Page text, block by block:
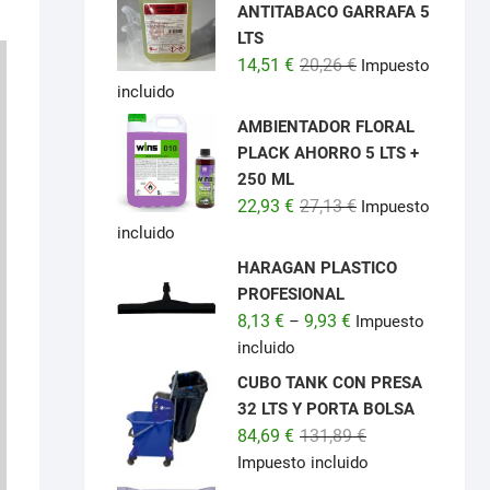
ANTITABACO GARRAFA 5
LTS
20,26€ El
original
era:
14,51 €
El
actual
es:
Impuesto
incluido
AMBIENTADOR FLORAL
PLACK AHORRO 5 LTS +
250 ML
27,13€ El
original
22,93 €
El
actual
Impuesto
incluido
HARAGAN PLASTICO
PROFESIONAL
8,13 € – 9,93 € Impuesto
incluido
CUBO TANK CON PRESA
32 LTS Y PORTA BOLSA
131,89€El
precio
84,69 €
El
precio
Impuesto incluido